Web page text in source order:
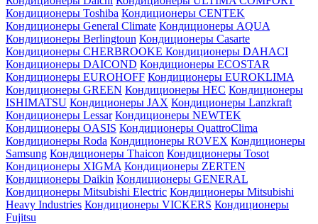
Кондиционеры Toshiba Кондиционеры CENTEK
Кондиционеры General Climate Кондиционеры AQUA
Кондиционеры Berlingtoun Кондиционеры Casarte
Кондиционеры CHERBROOKE Кондиционеры DAHACI
Кондиционеры DAICOND Кондиционеры ECOSTAR
Кондиционеры EUROHOFF Кондиционеры EUROKLIMA
Кондиционеры GREEN Кондиционеры HEC Кондиционеры
ISHIMATSU Кондиционеры JAX Кондиционеры Lanzkraft
Кондиционеры Lessar Кондиционеры NEWTEK
Кондиционеры OASIS Кондиционеры QuattroClima
Кондиционеры Roda Кондиционеры ROVEX Кондиционеры
Samsung Кондиционеры Thaicon Кондиционеры Tosot
Кондиционеры XIGMA Кондиционеры ZERTEN
Кондиционеры Daikin Кондиционеры GENERAL
Кондиционеры Mitsubishi Electric Кондиционеры Mitsubishi
Heavy Industries Кондиционеры VICKERS Кондиционеры
Fujitsu